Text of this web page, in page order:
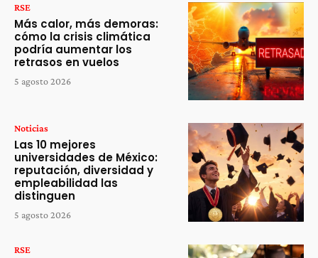
RSE
Más calor, más demoras:
cómo la crisis climática
podría aumentar los
retrasos en vuelos
5 agosto 2026
Noticias
Las 10 mejores
universidades de México:
reputación, diversidad y
empleabilidad las
distinguen
5 agosto 2026
RSE